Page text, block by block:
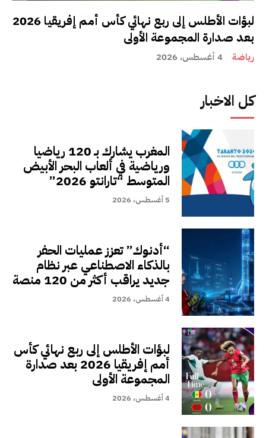
لبؤات الأطلس إلى ربع نهائي كأس أمم إفريقيا 2026
بعد صدارة المجموعة الأولى
رياضة 4 أغسطس، 2026
كل الاخبار
المغرب يشارك بـ 120 رياضيا
ورياضية في ألعاب البحر الأبيض
المتوسط “تارانتو 2026”
5 أغسطس، 2026
“أدنوك” تعزز عمليات الحفر
بالذكاء الاصطناعي عبر نظام
جديد يراقب أكثر من 120 منصة
4 أغسطس، 2026
لبؤات الأطلس إلى ربع نهائي كأس
أمم إفريقيا 2026 بعد صدارة
المجموعة الأولى
4 أغسطس، 2026